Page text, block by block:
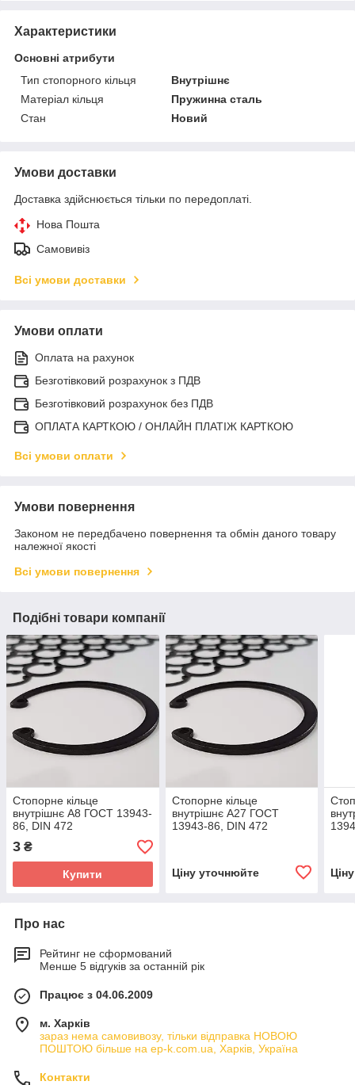
Характеристики
Основні атрибути
Тип стопорного кільця
Внутрішнє
Матеріал кільця
Пружинна сталь
Стан
Новий
Умови доставки
Доставка здійснюється тільки по передоплаті.
Нова Пошта
Самовивіз
Всі умови доставки
Умови оплати
Оплата на рахунок
Безготівковий розрахунок з ПДВ
Безготівковий розрахунок без ПДВ
ОПЛАТА КАРТКОЮ / ОНЛАЙН ПЛАТІЖ КАРТКОЮ
Всі умови оплати
Умови повернення
Законом не передбачено повернення та обмін даного товару
належної якості
Всі умови повернення
Подібні товари компанії
Стопорне кільце
внутрішнє А8 ГОСТ 13943-
86, DIN 472
3 ₴
Купити
Стопорне кільце
внутрішнє А27 ГОСТ
13943-86, DIN 472
Ціну уточнюйте
Про нас
Рейтинг не сформований
Менше 5 відгуків за останній рік
Працює з 04.06.2009
м. Харків
зараз нема самовивозу, тільки відправка НОВОЮ
ПОШТОЮ більше на ep-k.com.ua, Харків, Україна
Контакти